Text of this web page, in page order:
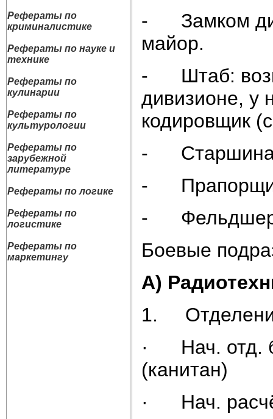
Рефераты по
криминалистике
Рефераты по науке и
технике
Рефераты по
кулинарии
Рефераты по
культурологии
Рефераты по
зарубежной
литературе
Рефераты по логике
Рефераты по
логистике
Рефераты по
маркетингу
- Замком
майор.
- Штаб:
дивизионе, у
кодировщик
-
-
-
Боевые
А)
1.
· Нач. отд.
(канитан)
· Нач.